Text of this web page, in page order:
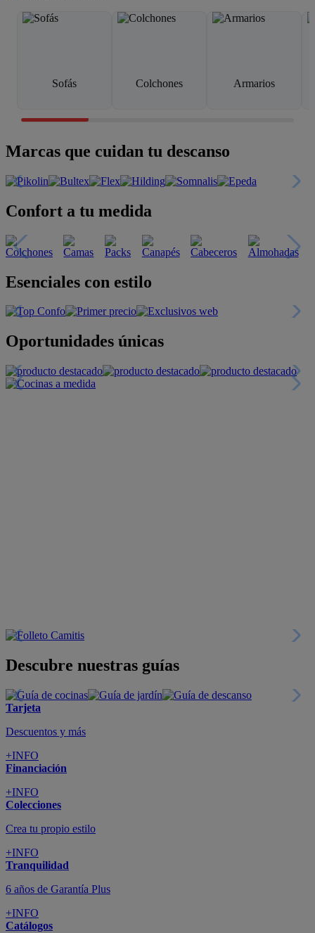
Sofás Colchones Armarios
Marcas que cuidan tu descanso
Confort a tu medida
Esenciales con estilo
Oportunidades únicas
Descubre nuestras guías
Tarjeta
Descuentos y más
+INFO
Financiación
+INFO
Colecciones
Crea tu propio estilo
+INFO
Tranquilidad
6 años de Garantía Plus
+INFO
Catálogos